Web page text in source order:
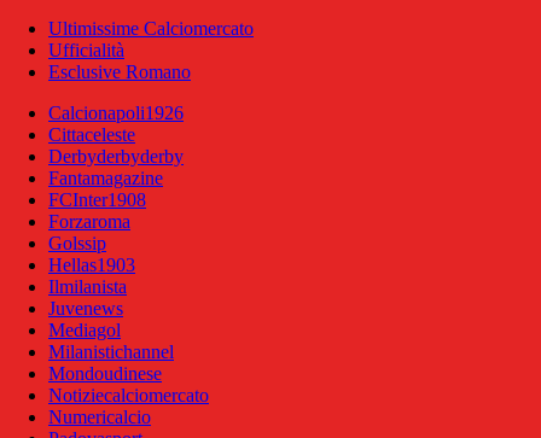
Ultimissime Calciomercato
Ufficialità
Esclusive Romano
Calcionapoli1926
Cittaceleste
Derbyderbyderby
Fantamagazine
FCInter1908
Forzaroma
Golssip
Hellas1903
Ilmilanista
Juvenews
Mediagol
Milanistichannel
Mondoudinese
Notiziecalciomercato
Numericalcio